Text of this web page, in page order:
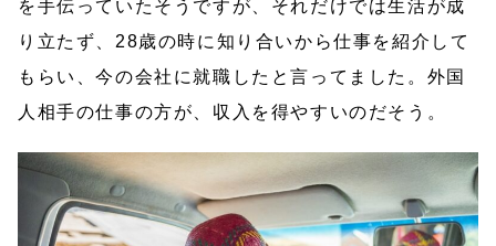
を手伝っていたそうですが、それだけでは生活が成
り立たず、28歳の時に知り合いから仕事を紹介して
もらい、今の会社に就職したと言ってました。外国
人相手の仕事の方が、収入を得やすいのだそう。